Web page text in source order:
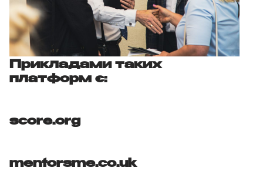
Прикладами таких
платформ є:
score.org
mentorsme.co.uk